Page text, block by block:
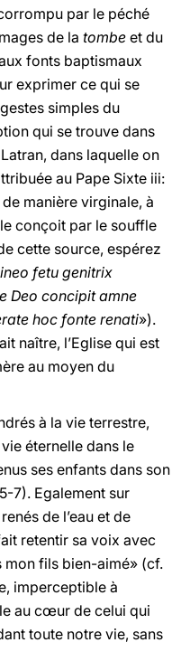
par le péché
de la tombe et du
fonts baptismaux
exprimer ce qui se
simples du
qui se trouve dans
dans laquelle on
au Pape Sixte iii:
manière virginale, à
conçoit par le souffle
cette source, espérez
fetu genitrix
Deo concipit amne
hoc fonte renati»).
naître, l’Eglise qui est
au moyen du
à la vie terrestre,
éternelle dans le
ses enfants dans son
7). Egalement sur
de l’eau et de
retentir sa voix avec
mon fils bien-aimé» (cf.
imperceptible à
au cœur de celui qui
toute notre vie, sans